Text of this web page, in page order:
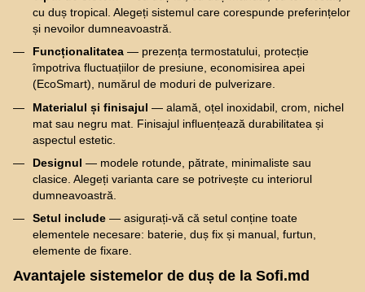
cu duș tropical. Alegeți sistemul care corespunde preferințelor
și nevoilor dumneavoastră.
Funcționalitatea — prezența termostatului, protecție
împotriva fluctuațiilor de presiune, economisirea apei
(EcoSmart), numărul de moduri de pulverizare.
Materialul și finisajul — alamă, oțel inoxidabil, crom, nichel
mat sau negru mat. Finisajul influențează durabilitatea și
aspectul estetic.
Designul — modele rotunde, pătrate, minimaliste sau
clasice. Alegeți varianta care se potrivește cu interiorul
dumneavoastră.
Setul include — asigurați-vă că setul conține toate
elementele necesare: baterie, duș fix și manual, furtun,
elemente de fixare.
Avantajele sistemelor de duș de la Sofi.md